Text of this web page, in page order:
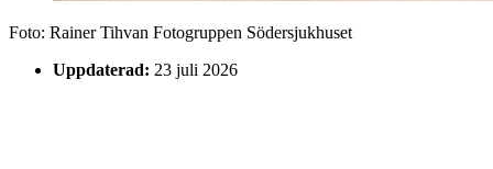
Foto: Rainer Tihvan Fotogruppen Södersjukhuset
Uppdaterad: 23 juli 2026